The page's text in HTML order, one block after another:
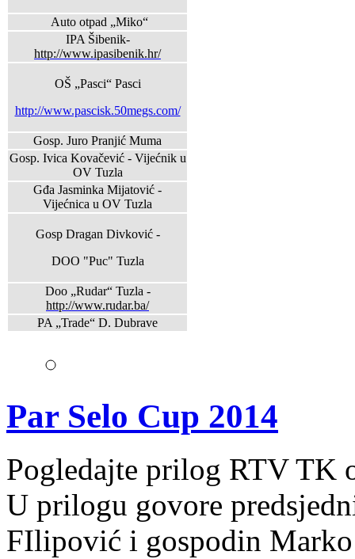
Auto otpad „Miko“
IPA Šibenik-
http://www.ipasibenik.hr/
OŠ „Pasci“ Pasci
http://www.pascisk.50megs.com/
Gosp. Juro Pranjić Muma
Gosp. Ivica Kovačević - Vijećnik u
OV Tuzla
Gđa Jasminka Mijatović -
Vijećnica u OV Tuzla
Gosp Dragan Divković -
DOO "Puc" Tuzla
Doo „Rudar“ Tuzla -
http://www.rudar.ba/
PA „Trade“ D. Dubrave
Par Selo Cup 2014
Pogledajte prilog RTV TK
U prilogu govore
FIlipović i gospodin